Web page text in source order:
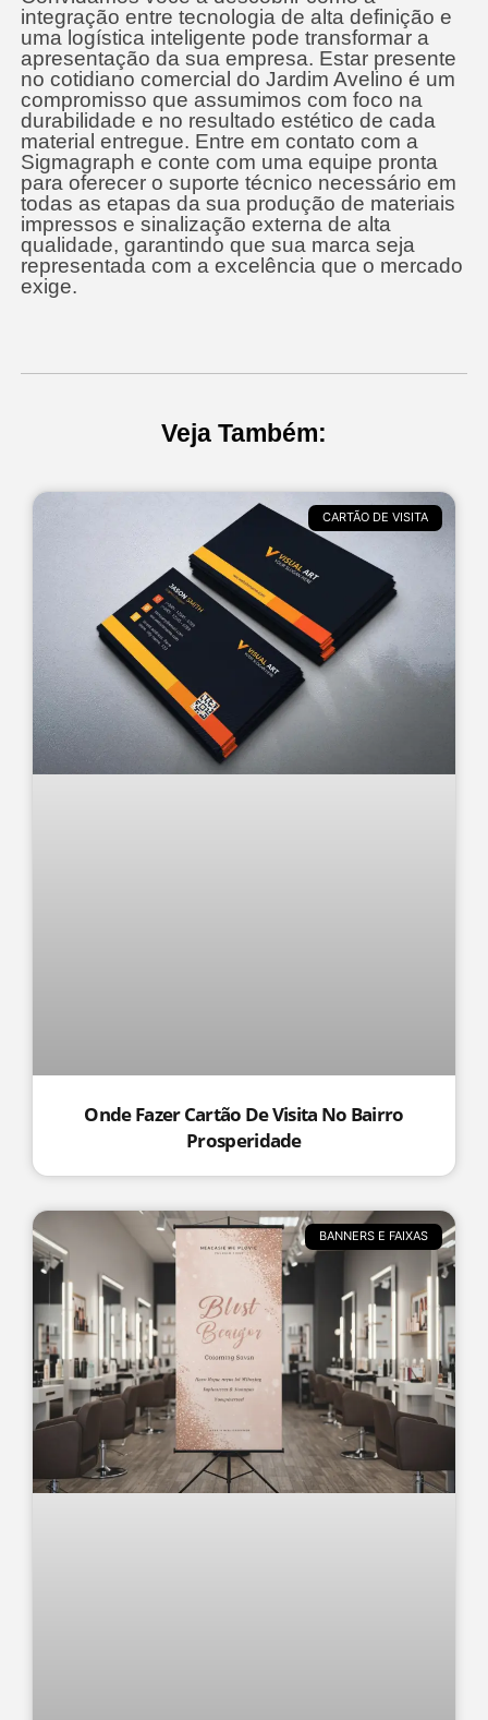
integração entre tecnologia de alta definição e
uma logística inteligente pode transformar a
apresentação da sua empresa. Estar presente
no cotidiano comercial do Jardim Avelino é um
compromisso que assumimos com foco na
durabilidade e no resultado estético de cada
material entregue. Entre em contato com a
Sigmagraph e conte com uma equipe pronta
para oferecer o suporte técnico necessário em
todas as etapas da sua produção de materiais
impressos e sinalização externa de alta
qualidade, garantindo que sua marca seja
representada com a excelência que o mercado
exige.
Veja Também:
CARTÃO DE VISITA
Onde Fazer Cartão De Visita No Bairro
Prosperidade
BANNERS E FAIXAS